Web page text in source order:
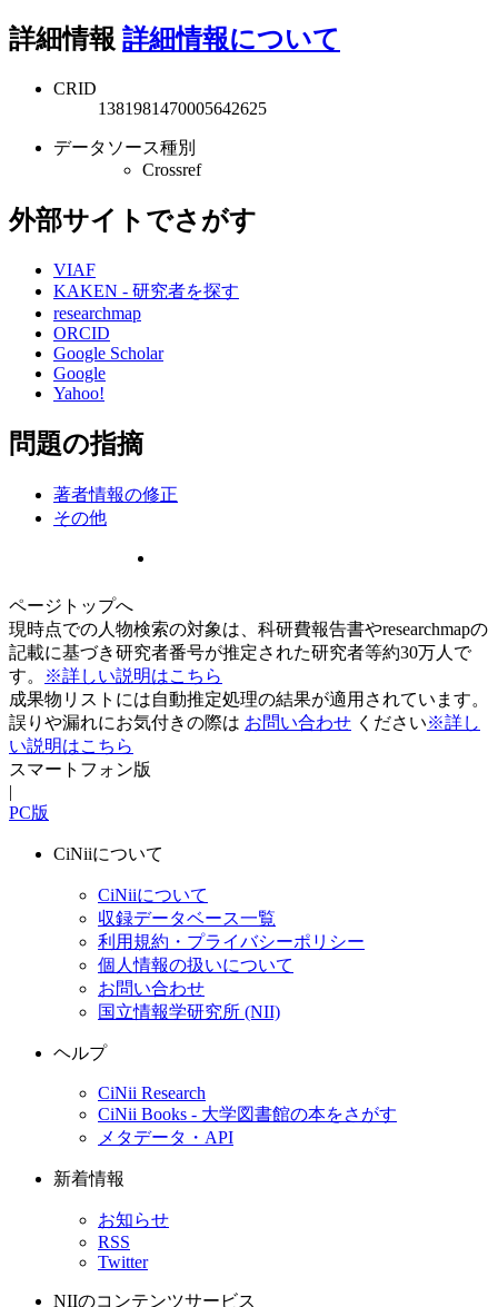
詳細情報 詳細情報について
CRID
1381981470005642625
データソース種別
Crossref
外部サイトでさがす
VIAF
KAKEN - 研究者を探す
researchmap
ORCID
Google Scholar
Google
Yahoo!
問題の指摘
著者情報の修正
その他
ページトップへ
現時点での人物検索の対象は、科研費報告書やresearchmapの
記載に基づき研究者番号が推定された研究者等約30万人で
す。
※詳しい説明はこちら
成果物リストには自動推定処理の結果が適用されています。
誤りや漏れにお気付きの際は お問い合わせ ください※詳し
い説明はこちら
スマートフォン版
|
PC版
CiNiiについて
CiNiiについて
収録データベース一覧
利用規約・プライバシーポリシー
個人情報の扱いについて
お問い合わせ
国立情報学研究所 (NII)
ヘルプ
CiNii Research
CiNii Books - 大学図書館の本をさがす
メタデータ・API
新着情報
お知らせ
RSS
Twitter
NIIのコンテンツサービス